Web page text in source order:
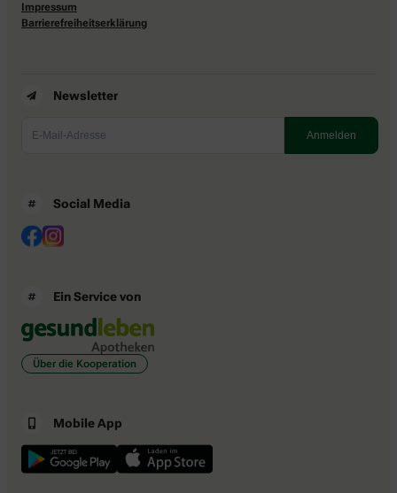
Impressum
Barrierefreiheitserklärung
Newsletter
Social Media
Ein Service von
Über die Kooperation
Mobile App